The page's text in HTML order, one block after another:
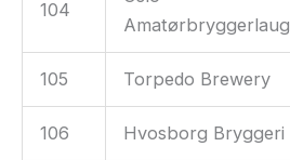
104
Amatørbryggerlaug
105 Torpedo Brewery
106 Hvosborg Bryggeri